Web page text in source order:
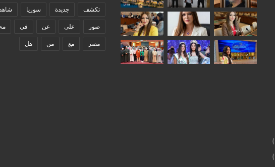
تكشف جديدة سوريا
صور على عن في
مصر مع من هل